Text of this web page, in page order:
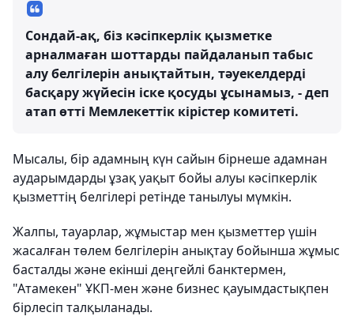
Сондай-ақ, біз кәсіпкерлік қызметке
арналмаған шоттарды пайдаланып табыс
алу белгілерін анықтайтын, тәуекелдерді
басқару жүйесін іске қосуды ұсынамыз, - деп
атап өтті Мемлекеттік кірістер комитеті.
Мысалы, бір адамның күн сайын бірнеше адамнан
аударымдарды ұзақ уақыт бойы алуы кәсіпкерлік
қызметтің белгілері ретінде танылуы мүмкін.
Жалпы, тауарлар, жұмыстар мен қызметтер үшін
жасалған төлем белгілерін анықтау бойынша жұмыс
басталды және екінші деңгейлі банктермен,
"Атамекен" ҰКП-мен және бизнес қауымдастықпен
бірлесіп талқыланады.